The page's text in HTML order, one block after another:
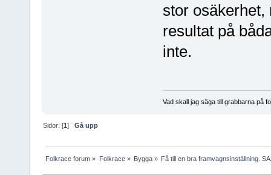
stor osäkerhet,
resultat på
inte.
Vad skall jag säga till grabbarna på
Sidor: [1]Gå upp
Folkrace forum » Folkrace» Bygga» Få till en bra framvagnsinställning.